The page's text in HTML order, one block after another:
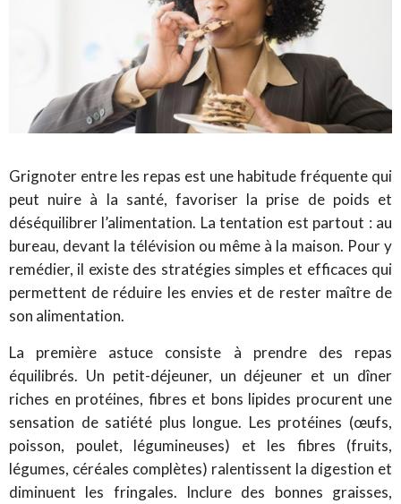
Grignoter entre les repas est une habitude fréquente qui
peut nuire à la santé, favoriser la prise de poids et
déséquilibrer l’alimentation. La tentation est partout : au
bureau, devant la télévision ou même à la maison. Pour y
remédier, il existe des stratégies simples et efficaces qui
permettent de réduire les envies et de rester maître de
son alimentation.
La première astuce consiste à prendre des repas
équilibrés. Un petit-déjeuner, un déjeuner et un dîner
riches en protéines, fibres et bons lipides procurent une
sensation de satiété plus longue. Les protéines (œufs,
poisson, poulet, légumineuses) et les fibres (fruits,
légumes, céréales complètes) ralentissent la digestion et
diminuent les fringales. Inclure des bonnes graisses,